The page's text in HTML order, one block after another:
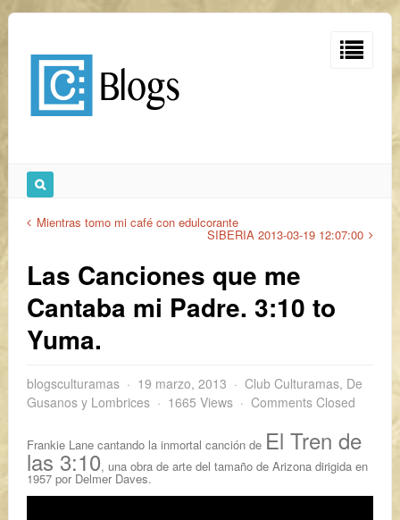
Mientras tomo mi café con edulcorante
SIBERIA 2013-03-19 12:07:00
Las Canciones que me
Cantaba mi Padre. 3:10 to
Yuma.
blogsculturamas 19 marzo, 2013 Club Culturamas, De
Gusanos y Lombrices
1665 Views Comments Closed
Frankie Lane cantando la inmortal canción de El Tren de
las 3:10, una obra de arte del tamaño de Arizona dirigida en
1957 por Delmer Daves.